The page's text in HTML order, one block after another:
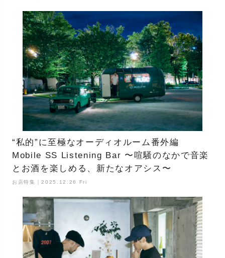
“私的”に至極なオーディオルーム番外編
Mobile SS Listening Bar 〜喧騒のなかで音楽
とお酒を楽しめる、新たなオアシス〜
お店特集｜2025.12.26 Fri